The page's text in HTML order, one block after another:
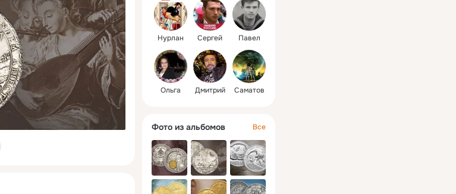
Нурлан Сергей Павел
Ольга Дмитрий Саматов
Фото из альбомов Все